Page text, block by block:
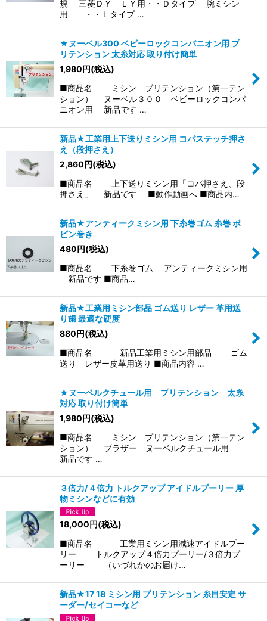
規 三菱ＤＹ ＬＹ用・・Ｄタイプ 腕ミシン
用 ・・Ｌタイプ …
★ヌーベル300 ベビーロックコンパニオン用 プ
リテンション 太糸対応 取り付け簡単
1,980円(税込)
■商品名 ミシン プリテンション（第一テン
ション） ヌーベル３００ ベビーロックコンパ
ニオン用 新品です …
新品★工業用上下送りミシン用 コパステッチ押さ
え（段押さえ）
2,860円(税込)
■商品名 上下送りミシン用「コパ押さえ、段
押さえ」 新品です ■動作動画へ ■商品内…
新品★アンティークミシン用 下糸巻ゴム 糸巻 ボ
ビン巻き
480円(税込)
■商品名 下糸巻ゴム アンティークミシン用
新品です ■商品…
新品★工業用ミシン部品 ゴム送り レザー 革用送
り歯 最適な硬度
880円(税込)
■商品名 新品工業用ミシン用部品 ゴム
送り レザー皮革用送り ■商品内容 …
★ヌーベルクチュール用 プリテンション 太糸
対応 取り付け簡単
1,980円(税込)
■商品名 ミシン プリテンション（第一テン
ション） ブラザー ヌーベルクチュール用
新品です …
３倍力/４倍力 トルクアップ アイドルプーリー 厚
物ミシンなどに有効
18,000円(税込)
■商品名 工業用ミシン用減速アイドルプー
リー トルクアップ４倍力プーリー/３倍力プ
ーリー （いづれかのお届け…
新品★17 18 ミシン用 プリテンション 糸目安定 サ
ーダー/セイコーなど